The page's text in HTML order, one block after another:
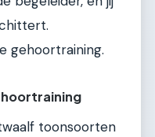
gehoortraining.
toonsoorten